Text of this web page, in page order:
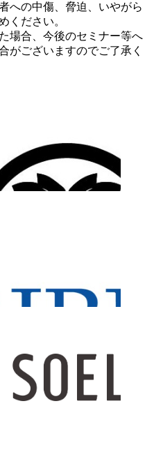
への中傷、脅迫、いやがら
ください。
場合、今後のセミナー等へ
がございますのでご了承く